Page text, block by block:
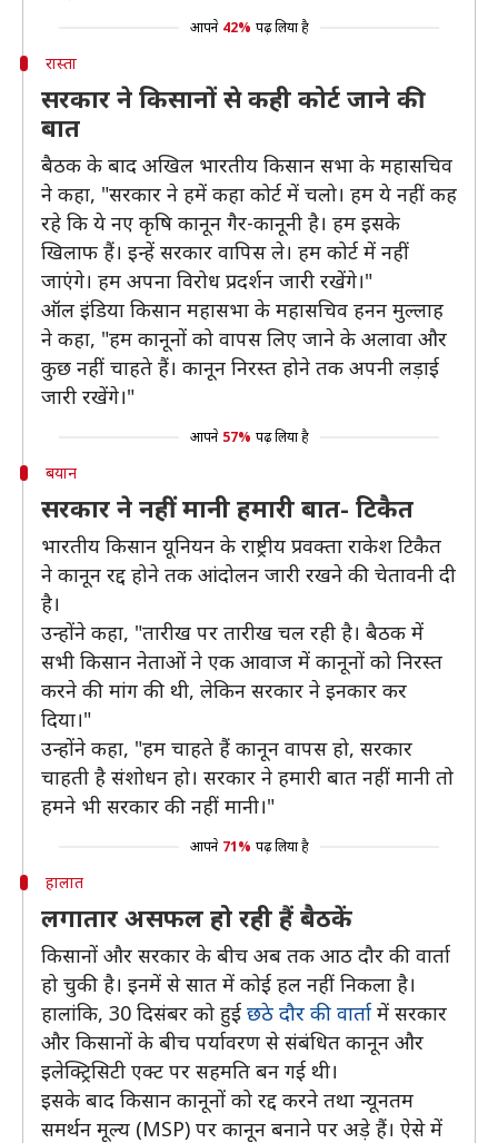
आपने 42% पढ़ लिया है
रास्ता
सरकार ने किसानों से कही कोर्ट जाने की
बात
बैठक के बाद अखिल भारतीय किसान सभा के महासचिव
ने कहा, "सरकार ने हमें कहा कोर्ट में चलो। हम ये नहीं कह
रहे कि ये नए कृषि कानून गैर-कानूनी है। हम इसके
खिलाफ हैं। इन्हें सरकार वापिस ले। हम कोर्ट में नहीं
जाएंगे। हम अपना विरोध प्रदर्शन जारी रखेंगे।"
ऑल इंडिया किसान महासभा के महासचिव हनन मुल्लाह
ने कहा, "हम कानूनों को वापस लिए जाने के अलावा और
कुछ नहीं चाहते हैं। कानून निरस्त होने तक अपनी लड़ाई
जारी रखेंगे।"
आपने 57% पढ़ लिया है
बयान
सरकार ने नहीं मानी हमारी बात- टिकैत
भारतीय किसान यूनियन के राष्ट्रीय प्रवक्ता राकेश टिकैत
ने कानून रद्द होने तक आंदोलन जारी रखने की चेतावनी दी
है।
उन्होंने कहा, "तारीख पर तारीख चल रही है। बैठक में
सभी किसान नेताओं ने एक आवाज में कानूनों को निरस्त
करने की मांग की थी, लेकिन सरकार ने इनकार कर
दिया।"
उन्होंने कहा, "हम चाहते हैं कानून वापस हो, सरकार
चाहती है संशोधन हो। सरकार ने हमारी बात नहीं मानी तो
हमने भी सरकार की नहीं मानी।"
आपने 71% पढ़ लिया है
हालात
लगातार असफल हो रही हैं बैठकें
किसानों और सरकार के बीच अब तक आठ दौर की वार्ता
हो चुकी है। इनमें से सात में कोई हल नहीं निकला है।
हालांकि, 30 दिसंबर को हुई छठे दौर की वार्ता में सरकार
और किसानों के बीच पर्यावरण से संबंधित कानून और
इलेक्ट्रिसिटी एक्ट पर सहमति बन गई थी।
इसके बाद किसान कानूनों को रद्द करने तथा न्यूनतम
समर्थन मूल्य (MSP) पर कानून बनाने पर अड़े हैं। ऐसे में